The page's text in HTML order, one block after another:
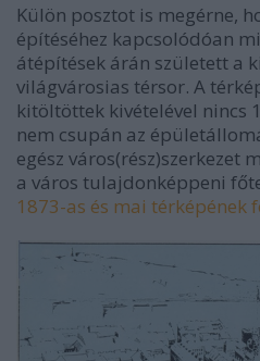
Külön posztot is megérne,
építéséhez kapcsolódóan
átépítések árán született a
világvárosias térsor. A
kitöltöttek kivételével nincs
nem csupán az
egész város(rész)szerkezet
a város tulajdonképpeni
1873-as és mai térképének